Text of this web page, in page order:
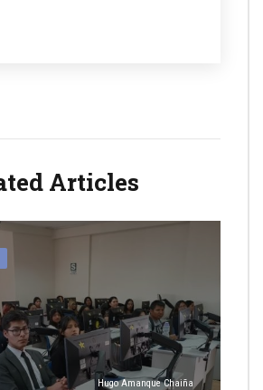
Articles
Hugo Amanque Chaiña